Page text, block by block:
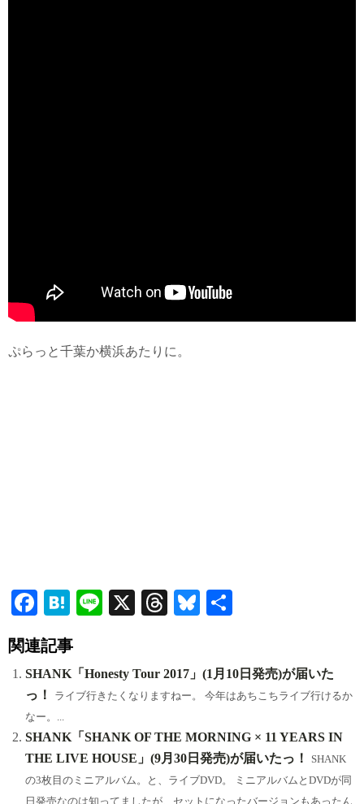
ぷらっと千葉か横浜あたりに。
Fa
bo
ok
H
en
a
Li
X
T
ds
Bl
y
関連記事
SHANK「Honesty Tour 2017」(1月10日発売)が届いた
っ！
ライブ行きたくなりますねー。 今年はあちこちライブ行けるか
なー。...
SHANK「SHANK OF THE MORNING × 11 YEARS IN
THE LIVE HOUSE」(9月30日発売)が届いたっ！
SHANK
の3枚目のミニアルバム。と、ライブDVD。 ミニアルバムとDVDが同
日発売なのは知ってましたが、セットになったバージョンもあったん